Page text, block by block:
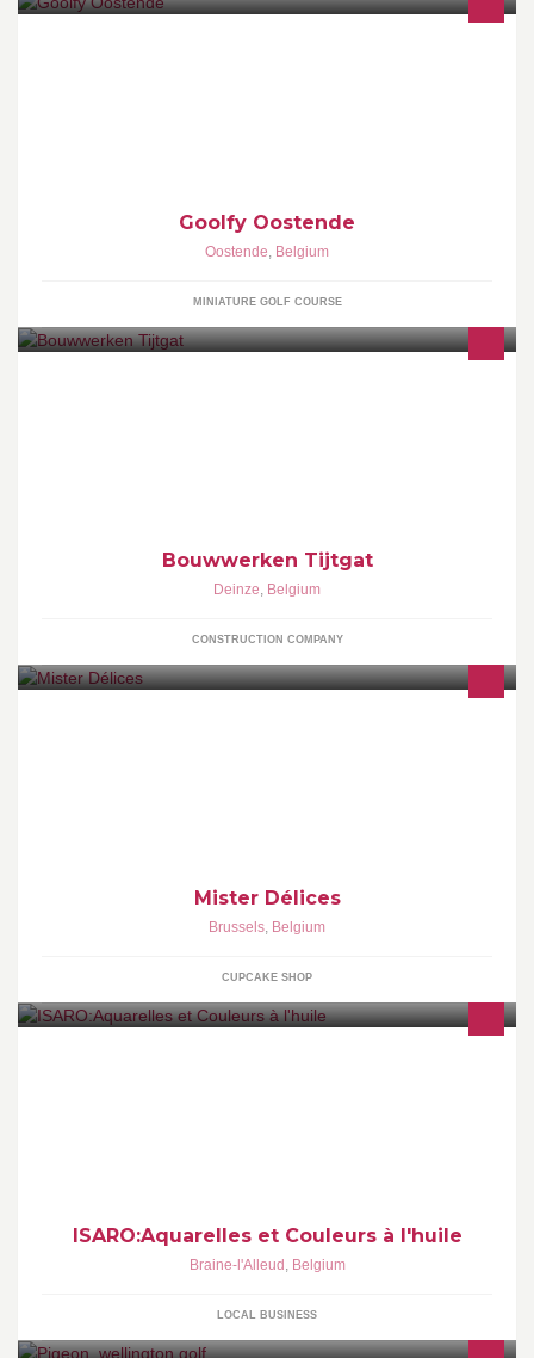
Goolfy Oostende
Oostende, Belgium
MINIATURE GOLF COURSE
Bouwwerken Tijtgat
Deinze, Belgium
CONSTRUCTION COMPANY
Mister Délices
Brussels, Belgium
CUPCAKE SHOP
ISARO:Aquarelles et Couleurs à l'huile
Braine-l'Alleud , Belgium
LOCAL BUSINESS